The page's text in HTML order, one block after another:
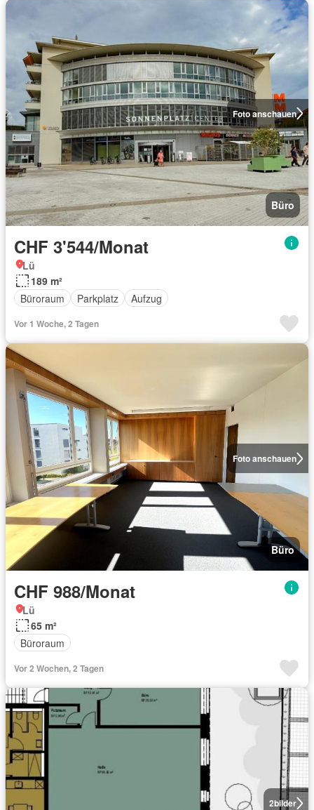
Foto anschauen
Büro
CHF 3'544/Monat
Lü
189 m²
Büroraum
Parkplatz Aufzug
Vor 1 Woche, 2 Tagen
Foto anschauen
Büro
CHF 988/Monat
Lü
65 m²
Büroraum
Vor 2 Wochen, 2 Tagen
2bilder